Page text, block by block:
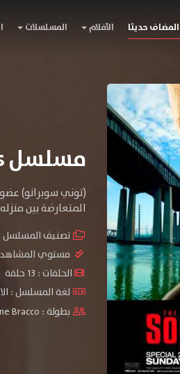
المضاف حديثا الأفلام المسلسلات
مسلسل The Sopranos الموسم الثالث
(توني سوبرانو)
المتعارضة بين
تصنيف المسلسل
مستوي
الحلقات : 13 حلقة
لغة المسلسل :
بطولة : Bracco